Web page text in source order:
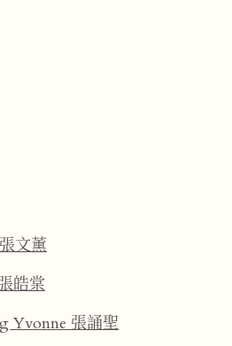
文薰
皓棠
Yvonne 張誦聖